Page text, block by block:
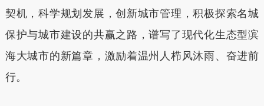
契机，科学规划发展，创新城市管理，积极探索名城
保护与城市建设的共赢之路，谱写了现代化生态型滨
海大城市的新篇章，激励着温州人栉风沐雨、奋进前
行。